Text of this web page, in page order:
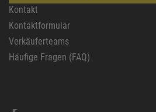
Kontakt
Kontaktformular
Verkäuferteams
Häufige Fragen (FAQ)